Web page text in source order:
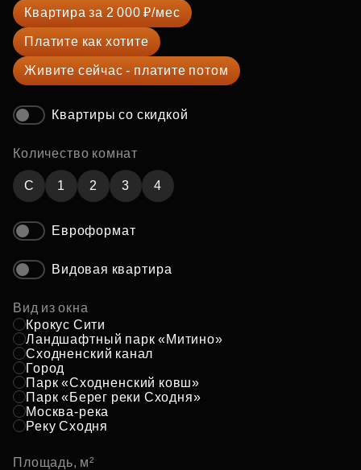
Квартира за 2 000 ₽/мес
Платите как хотите
Живите сейчас - платите потом
Квартиры со скидкой
Количество комнат
C 1 2 3 4
Евроформат
Видовая квартира
Вид из окна
Крокус Сити
Ландшафтный парк «Митино»
Сходненский канал
Город
Парк «Сходненский ковш»
Парк «Берег реки Сходня»
Москва-река
Реку Сходня
Площадь, м²